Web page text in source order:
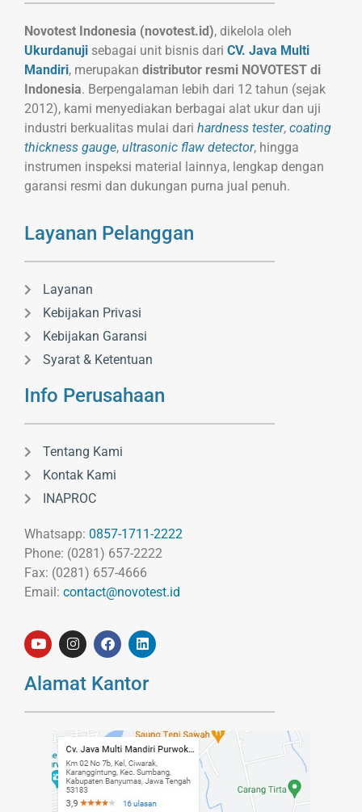
Novotest Indonesia (novotest.id), dikelola oleh
Ukurdanuji sebagai unit bisnis dari CV. Java Multi
Mandiri, merupakan distributor resmi NOVOTEST di
Indonesia. Berpengalaman lebih dari 12 tahun (sejak
2012), kami menyediakan berbagai alat ukur dan uji
industri berkualitas mulai dari hardness tester, coating
thickness gauge, ultrasonic flaw detector, hingga
instrumen inspeksi material lainnya, lengkap dengan
garansi resmi dan dukungan purna jual penuh.
Layanan Pelanggan
Layanan
Kebijakan Privasi
Kebijakan Garansi
Syarat & Ketentuan
Info Perusahaan
Tentang Kami
Kontak Kami
INAPROC
Whatsapp: 0857-1711-2222
Phone: (0281) 657-2222
Fax: (0281) 657-4666
Email: contact@novotest.id
Alamat Kantor